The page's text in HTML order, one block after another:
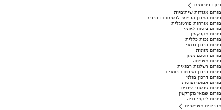
דיון בפורומים
פורום אגודות שיתופיות
פורום המכון הרפואי לבטיחות בדרכים
פורום אזרחות פורטוגלית
פורום ביטוח לאומי
פורום מקרקעין
פורום נכות כללית
פורום דרכון גרמני
פורום מזונות
פורום הסכם ממון
פורום משפחה
פורום רשלנות רפואית
פורום דרכון ואזרחות רומנית
פורום דרכון פולני
פורום אפוטרופוסות
פורום סכסוכי שכנים
פורום שמאי מקרקעין
פורום ליקויי בניה
מדריכים משפטיים